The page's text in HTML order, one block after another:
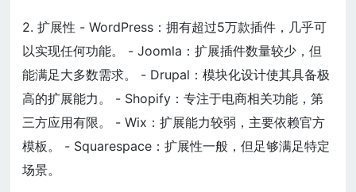
2. 扩展性 - WordPress：拥有超过5万款插件，几乎可
以实现任何功能。 - Joomla：扩展插件数量较少，但
能满足大多数需求。 - Drupal：模块化设计使其具备极
高的扩展能力。 - Shopify：专注于电商相关功能，第
三方应用有限。 - Wix：扩展能力较弱，主要依赖官方
模板。 - Squarespace：扩展性一般，但足够满足特定
场景。